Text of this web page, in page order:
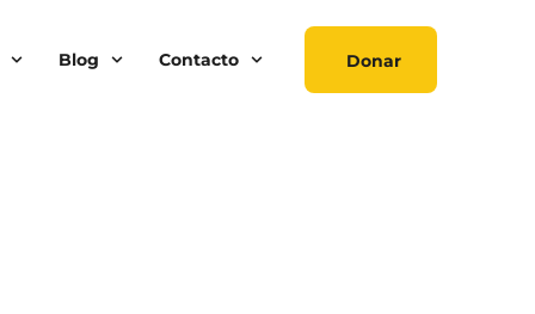
Blog Contacto Donar